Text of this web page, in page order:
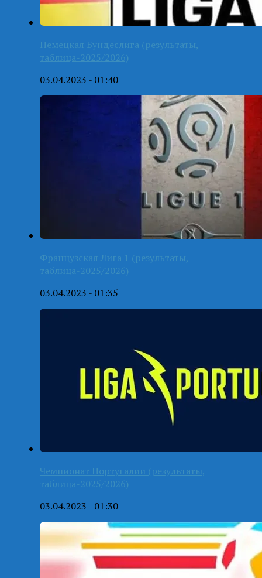
Немецкая Бундеслига (результаты,
таблица-2025/2026)
03.04.2023 - 01:40
Французская Лига 1 (результаты,
таблица-2025/2026)
03.04.2023 - 01:35
Чемпионат Португалии (результаты,
таблица-2025/2026)
03.04.2023 - 01:30